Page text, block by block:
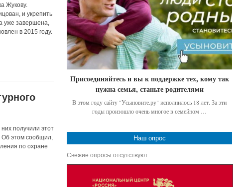
Жукову.
и укрепить
уже завершена,
в 2015 году.
получили этот
Об этом сообщил,
по охране
Присоединяйтесь и вы к поддержке тех, кому так
нужна семья, станьте родителями
В этом году сайту "Усыновите.ру" исполнилось 18 лет. За эти
годы произошло очень многое в семейном …
Наш опрос
Свежие опросы отсутствуют...